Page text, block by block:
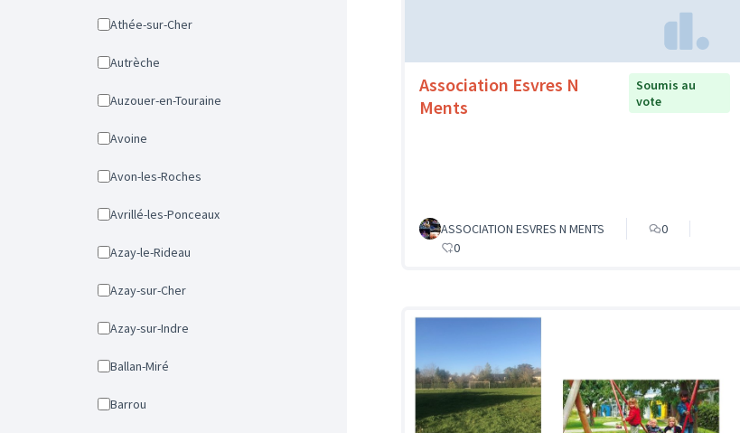
Athée-sur-Cher
Autrèche
Auzouer-en-Touraine
Avoine
Avon-les-Roches
Avrillé-les-Ponceaux
Azay-le-Rideau
Azay-sur-Cher
Azay-sur-Indre
Ballan-Miré
Barrou
Association Esvres N
Ments
Soumis au
vote
ASSOCIATION ESVRES N MENTS
0
0